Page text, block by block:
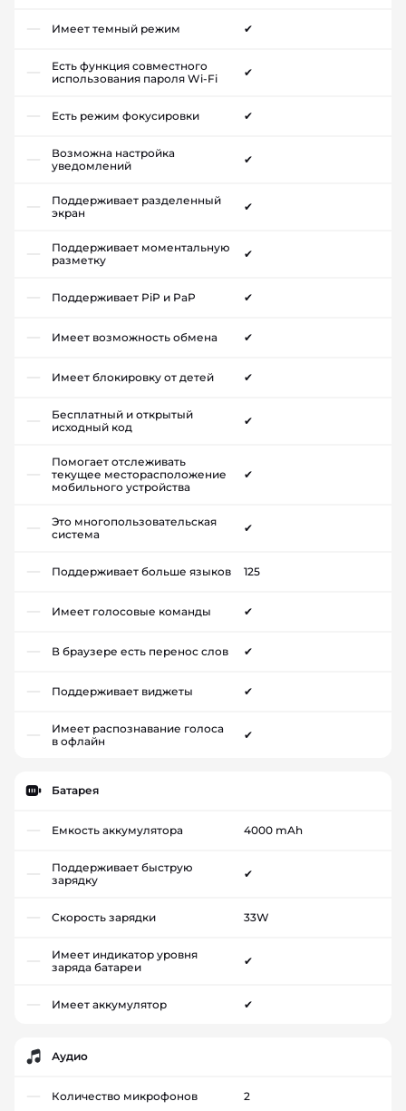
Имеет темный режим ✔
Есть функция совместного
использования пароля Wi-Fi
✔
Есть режим фокусировки ✔
Возможна настройка
уведомлений
✔
Поддерживает разделенный
экран
✔
Поддерживает моментальную
разметку
✔
Поддерживает PiP и PaP ✔
Имеет возможность обмена ✔
Имеет блокировку от детей ✔
Бесплатный и открытый
исходный код
✔
Помогает отслеживать
текущее месторасположение
мобильного устройства
✔
Это многопользовательская
система
✔
Поддерживает больше языков 125
Имеет голосовые команды ✔
В браузере есть перенос слов ✔
Поддерживает виджеты ✔
Имеет распознавание голоса
в офлайн
✔
Батарея
Емкость аккумулятора 4000 mAh
Поддерживает быструю
зарядку
✔
Скорость зарядки 33W
Имеет индикатор уровня
заряда батареи
✔
Имеет аккумулятор ✔
Аудио
Количество микрофонов 2